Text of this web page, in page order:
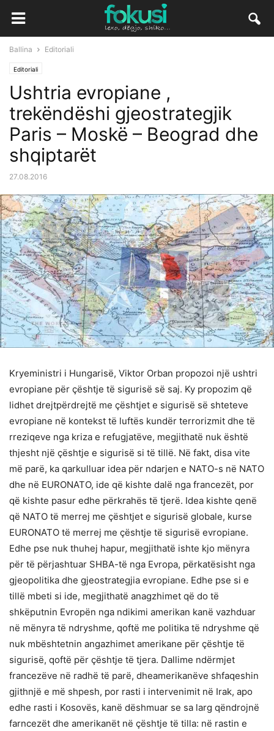
Ballina Editoriali
Editoriali
Ushtria evropiane ,
trekëndëshi gjeostrategjik
Paris – Moskë – Beograd dhe
shqiptarët
27.08.2016
Kryeministri i Hungarisë, Viktor Orban propozoi një ushtri
evropiane për çështje të sigurisë së saj. Ky propozim që
lidhet drejtpërdrejtë me çështjet e sigurisë së shteteve
evropiane në kontekst të luftës kundër terrorizmit dhe të
rreziqeve nga kriza e refugjatëve, megjithatë nuk është
thjesht një çështje e sigurisë si të tillë. Në fakt, disa vite
më parë, ka qarkulluar idea për ndarjen e NATO-s në NATO
dhe në EURONATO, ide që kishte dalë nga francezët, por
që kishte pasur edhe përkrahës të tjerë. Idea kishte qenë
që NATO të merrej me çështjet e sigurisë globale, kurse
EURONATO të merrej me çështje të sigurisë evropiane.
Edhe pse nuk thuhej hapur, megjithatë ishte kjo mënyra
për të përjashtuar SHBA-të nga Evropa, përkatësisht nga
gjeopolitika dhe gjeostrategjia evropiane. Edhe pse si e
tillë mbeti si ide, megjithatë anagzhimet që do të
shkëputnin Evropën nga ndikimi amerikan kanë vazhduar
në mënyra të ndryshme, qoftë me politika të ndryshme që
nuk mbështetnin angazhimet amerikane për çështje të
sigurisë, qoftë për çështje të tjera. Dallime ndërmjet
francezëve në radhë të parë, dheamerikanëve shfaqeshin
gjithnjë e më shpesh, por rasti i intervenimit në Irak, apo
edhe rasti i Kosovës, kanë dëshmuar se sa larg qëndrojnë
farncezët dhe amerikanët në çështje të tilla: në rastin e